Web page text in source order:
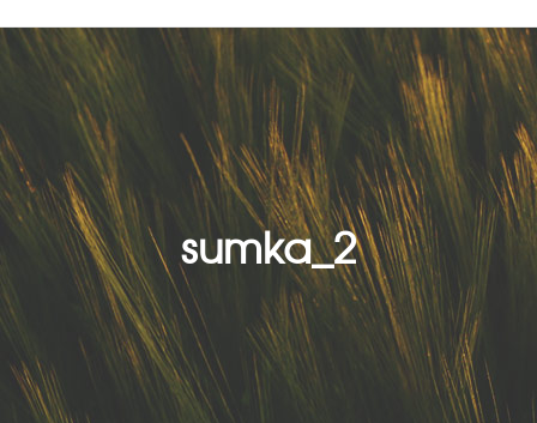
sumka_2